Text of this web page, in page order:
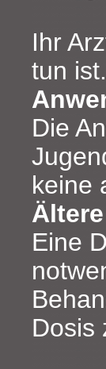
Ihr
tun ist.
Die
keine
Eine
Dosis